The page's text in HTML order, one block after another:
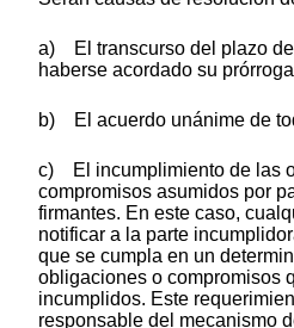
a) El transcurso del plazo
haberse acordado su
b) El acuerdo unánime de
c) El incumplimiento de las
compromisos asumidos por
firmantes. En este caso,
notificar a la parte
que se cumpla en un
obligaciones o compromisos
incumplidos. Este
responsable del mecanismo